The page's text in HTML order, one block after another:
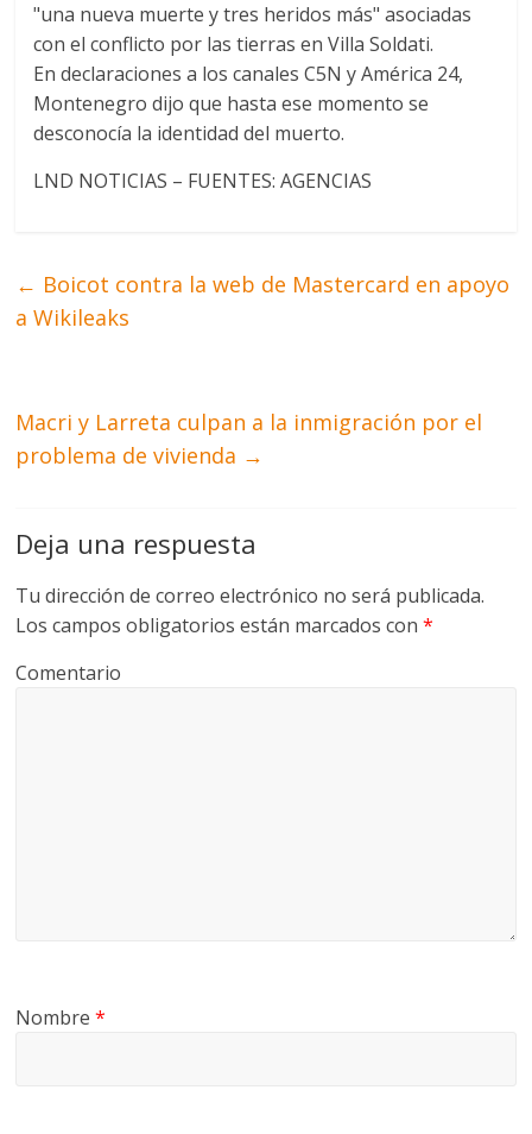
"una nueva muerte y tres heridos más" asociadas
con el conflicto por las tierras en Villa Soldati.
En declaraciones a los canales C5N y América 24,
Montenegro dijo que hasta ese momento se
desconocía la identidad del muerto.
LND NOTICIAS – FUENTES: AGENCIAS
← Boicot contra la web de Mastercard en apoyo
a Wikileaks
Macri y Larreta culpan a la inmigración por el
problema de vivienda →
Deja una respuesta
Tu dirección de correo electrónico no será publicada.
Los campos obligatorios están marcados con*
Comentario
Nombre*